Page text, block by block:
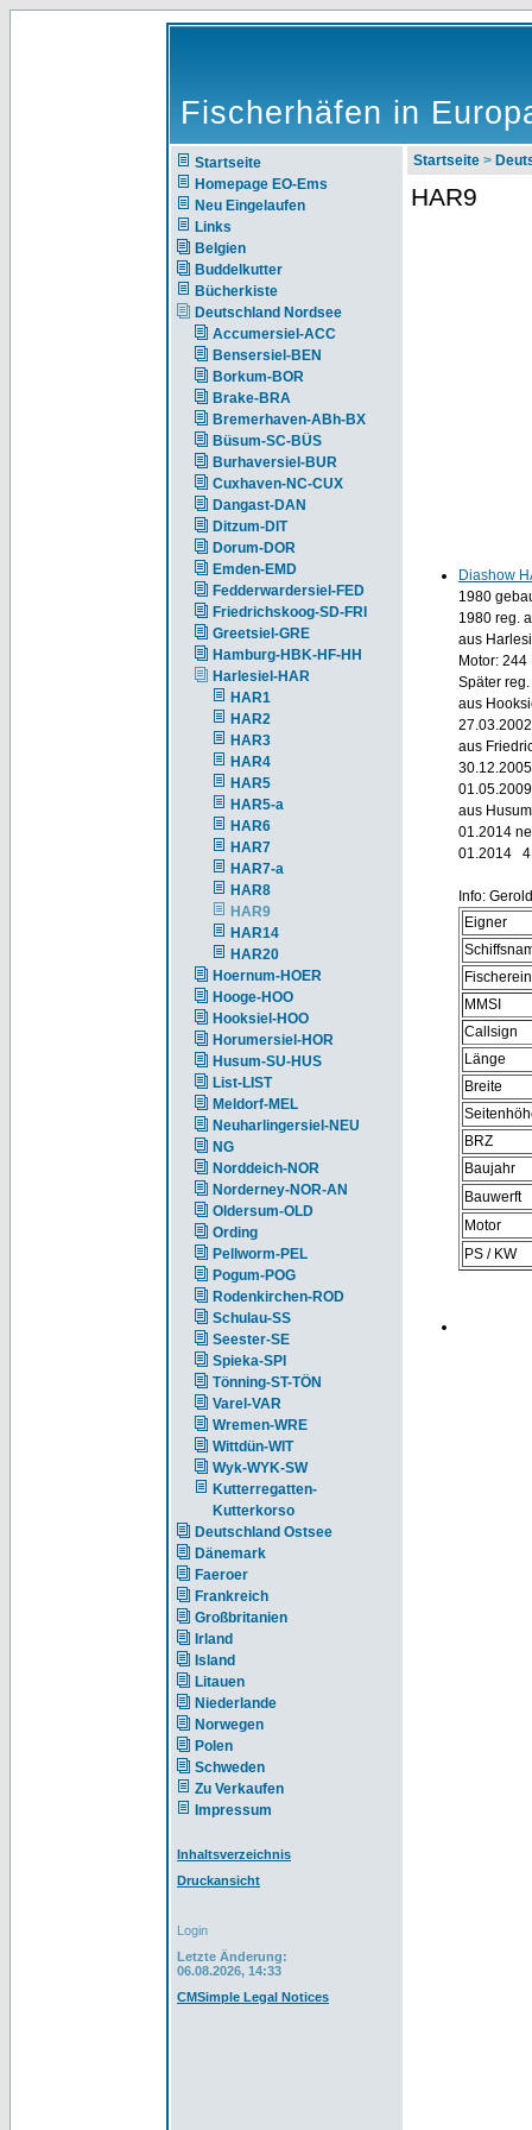
Fischerhäfen in
Startseite
Homepage EO-Ems
Neu Eingelaufen
Links
Belgien
Buddelkutter
Bücherkiste
Deutschland Nordsee
Accumersiel-ACC
Bensersiel-BEN
Borkum-BOR
Brake-BRA
Bremerhaven-ABh-BX
Büsum-SC-BÜS
Burhaversiel-BUR
Cuxhaven-NC-CUX
Dangast-DAN
Ditzum-DIT
Dorum-DOR
Emden-EMD
Fedderwardersiel-FED
Friedrichskoog-SD-FRI
Greetsiel-GRE
Hamburg-HBK-HF-HH
Harlesiel-HAR
HAR1
HAR2
HAR3
HAR4
HAR5
HAR5-a
HAR6
HAR7
HAR7-a
HAR8
HAR9
HAR14
HAR20
Hoernum-HOER
Hooge-HOO
Hooksiel-HOO
Horumersiel-HOR
Husum-SU-HUS
List-LIST
Meldorf-MEL
Neuharlingersiel-NEU
NG
Norddeich-NOR
Norderney-NOR-AN
Oldersum-OLD
Ording
Pellworm-PEL
Pogum-POG
Rodenkirchen-ROD
Schulau-SS
Seester-SE
Spieka-SPI
Tönning-ST-TÖN
Varel-VAR
Wremen-WRE
Wittdün-WIT
Wyk-WYK-SW
Kutterregatten-
Kutterkorso
Deutschland Ostsee
Dänemark
Faeroer
Frankreich
Großbritanien
Irland
Island
Litauen
Niederlande
Norwegen
Polen
Schweden
Zu Verkaufen
Impressum
Inhaltsverzeichnis
Druckansicht
Login
Letzte Änderung:
06.08.2026, 14:33
CMSimple Legal Notices
Startseite >
HAR9
Diashow
1980
1980 reg.
aus
Motor: 244
Später
aus
aus
aus
01.2014
01.2014 4
Info:
Eigner
MMSI
Callsign
Länge
Breite
BRZ
Baujahr
Bauwerft
Motor
PS / KW